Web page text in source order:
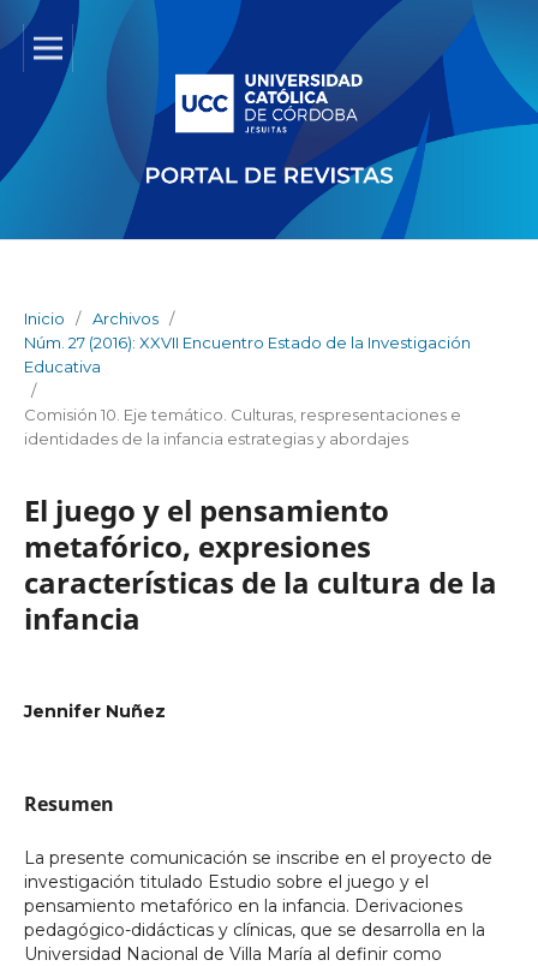
Inicio / Archivos /
Núm. 27 (2016): XXVII Encuentro Estado de la Investigación
Educativa
/
Comisión 10. Eje temático. Culturas, respresentaciones e
identidades de la infancia estrategias y abordajes
El juego y el pensamiento
metafórico, expresiones
características de la cultura de la
infancia
Jennifer Nuñez
Resumen
La presente comunicación se inscribe en el proyecto de
investigación titulado Estudio sobre el juego y el
pensamiento metafórico en la infancia. Derivaciones
pedagógico-didácticas y clínicas, que se desarrolla en la
Universidad Nacional de Villa María al definir como